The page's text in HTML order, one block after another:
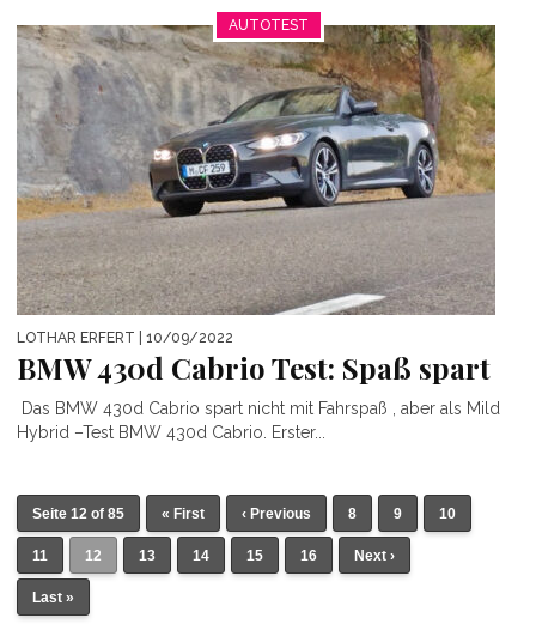
AUTOTEST
LOTHAR ERFERT | 10/09/2022
BMW 430d Cabrio Test: Spaß spart
Das BMW 430d Cabrio spart nicht mit Fahrspaß , aber als Mild
Hybrid –Test BMW 430d Cabrio. Erster...
Seite 12 of 85 « First ‹ Previous 8 9 10
11 12 13 14 15 16 Next ›
Last »